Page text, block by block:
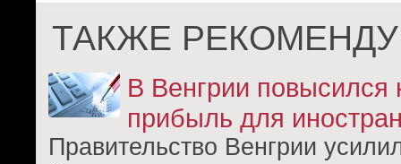
ТАКЖЕ
В Венгрии повысился
прибыль для
Правительство Венгрии